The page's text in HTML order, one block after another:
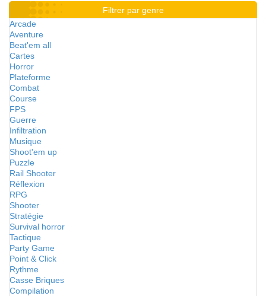
Filtrer par genre
Arcade
Aventure
Beat'em all
Cartes
Horror
Plateforme
Combat
Course
FPS
Guerre
Infiltration
Musique
Shoot'em up
Puzzle
Rail Shooter
Réflexion
RPG
Shooter
Stratégie
Survival horror
Tactique
Party Game
Point & Click
Rythme
Casse Briques
Compilation